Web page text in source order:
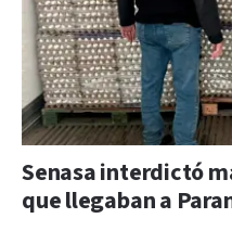
Senasa interdictó
que llegaban a